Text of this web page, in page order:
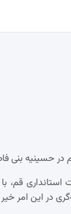
قم، با
در این امر خیر